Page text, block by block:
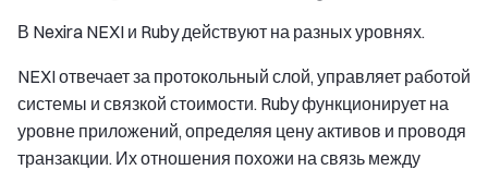
В Nexira NEXI и Ruby действуют на разных уровнях.
NEXI отвечает за протокольный слой, управляет работой
системы и связкой стоимости. Ruby функционирует на
уровне приложений, определяя цену активов и проводя
транзакции. Их отношения похожи на связь между